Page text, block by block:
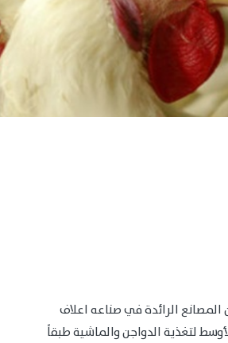
الرائدة في صناعه اعلاف
لتغذية الدواجن والماشية طبقاً